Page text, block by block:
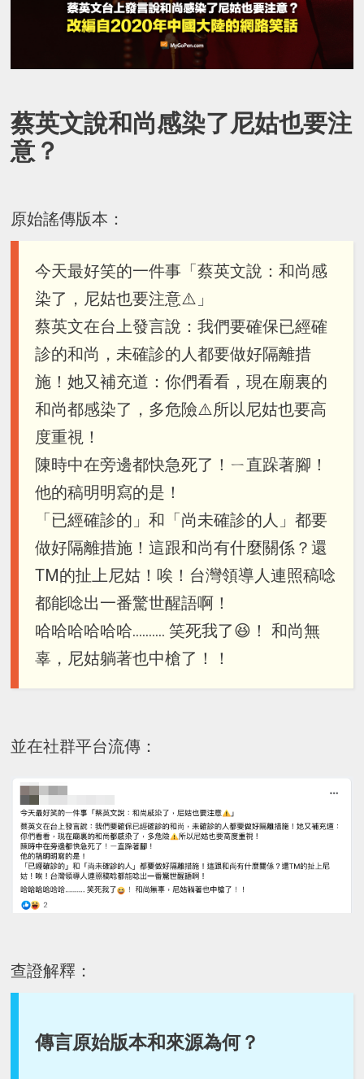
蔡英文說和尚感染了尼姑也要注
意？
原始謠傳版本：
今天最好笑的一件事「蔡英文說：和尚感
染了，尼姑也要注意⚠️」
蔡英文在台上發言說：我們要確保已經確
診的和尚，未確診的人都要做好隔離措
施！她又補充道：你們看看，現在廟裏的
和尚都感染了，多危險⚠️所以尼姑也要高
度重視！
陳時中在旁邊都快急死了！ㄧ直跺著腳！
他的稿明明寫的是！
「已經確診的」和「尚未確診的人」都要
做好隔離措施！這跟和尚有什麼關係？還
TM的扯上尼姑！唉！台灣領導人連照稿唸
都能唸出一番驚世醒語啊！
哈哈哈哈哈哈………. 笑死我了😆！ 和尚無
辜，尼姑躺著也中槍了！！
並在社群平台流傳：
查證解釋：
傳言原始版本和來源為何？